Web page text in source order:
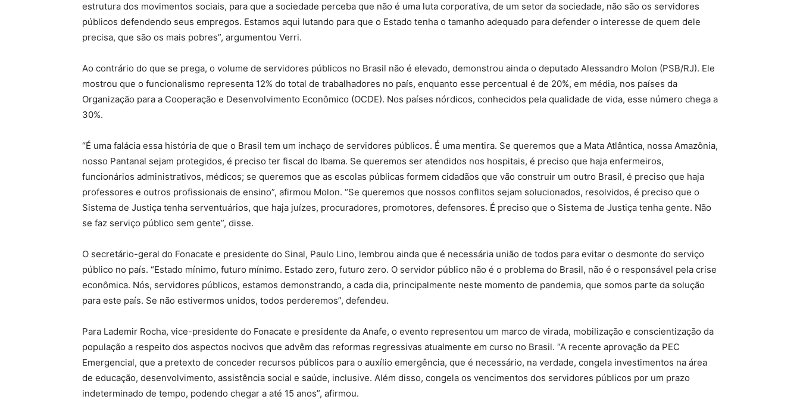
Central
estrutura dos movimentos sociais, para que a sociedade perceba que não é uma luta corporativa, de um setor da sociedade, não são os servidores
públicos defendendo seus empregos. Estamos aqui lutando para que o Estado tenha o tamanho adequado para defender o interesse de quem dele
precisa, que são os mais pobres”, argumentou Verri.
Ao contrário do que se prega, o volume de servidores públicos no Brasil não é elevado, demonstrou ainda o deputado Alessandro Molon (PSB/RJ). Ele
mostrou que o funcionalismo representa 12% do total de trabalhadores no país, enquanto esse percentual é de 20%, em média, nos países da
Organização para a Cooperação e Desenvolvimento Econômico (OCDE). Nos países nórdicos, conhecidos pela qualidade de vida, esse número chega a
30%.
“É uma falácia essa história de que o Brasil tem um inchaço de servidores públicos. É uma mentira. Se queremos que a Mata Atlântica, nossa Amazônia,
nosso Pantanal sejam protegidos, é preciso ter fiscal do Ibama. Se queremos ser atendidos nos hospitais, é preciso que haja enfermeiros,
funcionários administrativos, médicos; se queremos que as escolas públicas formem cidadãos que vão construir um outro Brasil, é preciso que haja
professores e outros profissionais de ensino”, afirmou Molon. “Se queremos que nossos conflitos sejam solucionados, resolvidos, é preciso que o
Sistema de Justiça tenha serventuários, que haja juízes, procuradores, promotores, defensores. É preciso que o Sistema de Justiça tenha gente. Não
se faz serviço público sem gente”, disse.
O secretário-geral do Fonacate e presidente do Sinal, Paulo Lino, lembrou ainda que é necessária união de todos para evitar o desmonte do serviço
público no país. “Estado mínimo, futuro mínimo. Estado zero, futuro zero. O servidor público não é o problema do Brasil, não é o responsável pela crise
econômica. Nós, servidores públicos, estamos demonstrando, a cada dia, principalmente neste momento de pandemia, que somos parte da solução
para este país. Se não estivermos unidos, todos perderemos”, defendeu.
Para Lademir Rocha, vice-presidente do Fonacate e presidente da Anafe, o evento representou um marco de virada, mobilização e conscientização da
população a respeito dos aspectos nocivos que advêm das reformas regressivas atualmente em curso no Brasil. “A recente aprovação da PEC
Emergencial, que a pretexto de conceder recursos públicos para o auxílio emergência, que é necessário, na verdade, congela investimentos na área
de educação, desenvolvimento, assistência social e saúde, inclusive. Além disso, congela os vencimentos dos servidores públicos por um prazo
indeterminado de tempo, podendo chegar a até 15 anos”, afirmou.